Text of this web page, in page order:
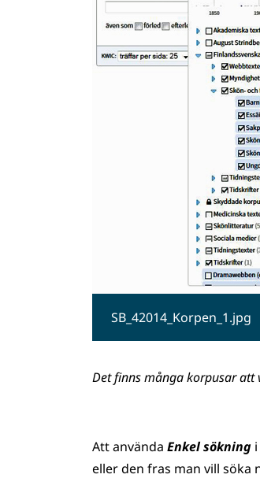
SB_42014_Korpen_1.jpg
Det finns många korpusar att
Att använda Enkel sökning
eller den fras man vill söka